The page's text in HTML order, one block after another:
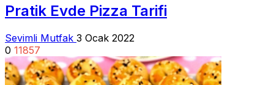
Pratik Evde Pizza Tarifi
Sevimli Mutfak 3 Ocak 2022
0 11857